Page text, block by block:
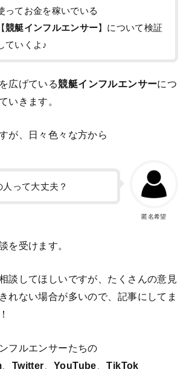
ってお金を稼いでいる
【競艇インフルエンサー】について検証
ていくよ♪
広げている競艇インフルエンサーにつ
いきます。
が、日々色々な方から
匿名希望
って大丈夫？
を受けます。
談してほしいですが、たくさんの意見
れない場合が多いので、記事にしてま
フルエンサーたちの
Twitter 、YouTube 、TikTok